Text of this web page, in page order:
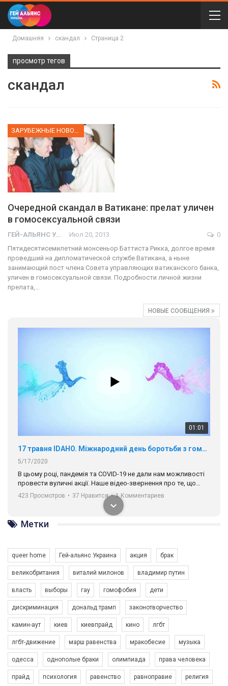
Домашняя скандал Страница 2
просмотр тегов
скандал
Очередной скандал в Ватикане: прелат уличен
в гомосексуальной связи
ГЕЙ-АЛЬЯНС УКРАИНА Июл 20, 2013
0
Пятидесятисемилетний монсеньор Баттиста Рикка, долгое время
проведший на дипломатической службе Ватикана, а ныне
занимающий пост члена Совета управляющих ватиканского банка,
уличен в гомосексуальной связи. Подробности личной жизни
прелата,…
НОВЫЕ СООБЩЕНИЯ
01:01
17 травня IDAHO. Міжнародний день боротьби з гомофобією трансфобією і біфобія.
5/17/2020
В цьому році, пандемія та COVІD-19 не дали нам можливості
провести вуличні акції. Наше відео-звернення про те, що
навіть коли ми у різних містах та не можемо зустрінеться, ми
разом. Ми закликаємо всіх хто поділяє цінності рівності та
солідарності, приєднатися до нас. Регіональні підрозділи
ГАУ є в 16 областях України.
Разом наш голос лунає гучніше!
423 Просмотров • 37 Нравится • 1 Комментариев
Зупинимо насильство проти ЛГБТ в Україні! Stop violence against LGBT in Ukraine!
6/30/2017
Емоційний та вражаючий промо-ролік на конкурс PACT, який
представляє програму "Гей-альянс Україна" з протидії
Метки
queer home Гей-альянс Украина акция брак
великобритания виталий милонов владимир путин
власть выборы гау гомофобия дети
дискриминация дональд трамп законотворчество
камин-аут киев киевпрайд кино лгбт
лгбт-движение марш равенства мракобесие музыка
одесса однополые браки олимпиада права человека
прайд психология равенство равноправие религия